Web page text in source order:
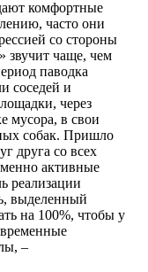
комфортные
часто они
со стороны
звучит чаще, чем
паводка
соседей и
через
мусора, в свои
собак. Пришло
друга со всех
активные
реализации
выделенный
на 100%, чтобы у
–